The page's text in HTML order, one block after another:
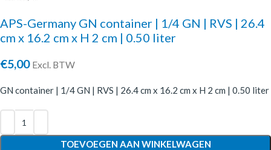
APS-Germany GN container | 1/4 GN | RVS | 26.4
cm x 16.2 cm x H 2 cm | 0.50 liter
€5,00 Excl. BTW
GN container | 1/4 GN | RVS | 26.4 cm x 16.2 cm x H 2 cm | 0.50 liter
TOEVOEGEN AAN WINKELWAGEN